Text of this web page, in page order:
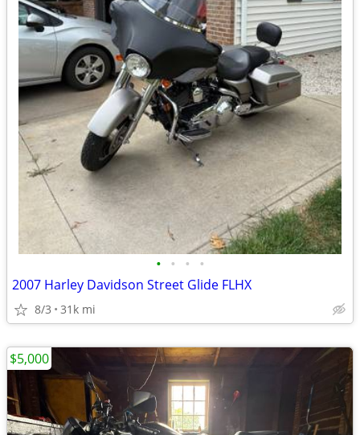
• • • •
2007 Harley Davidson Street Glide FLHX
8/3 31k mi
$5,000